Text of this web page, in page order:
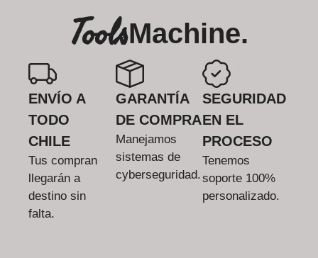
ToolsMachine.
ENVÍO A
TODO
CHILE
Tus compran
llegarán a
destino sin
falta.
GARANTÍA
DE COMPRA
Manejamos
sistemas de
cyberseguridad.
SEGURIDAD
EN EL
PROCESO
Tenemos
soporte 100%
personalizado.